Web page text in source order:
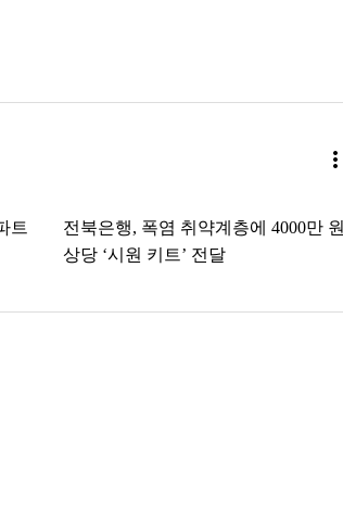
more_vert
트
전북은행, 폭염 취약계층에 4000만 원
상당 ‘시원 키트’ 전달